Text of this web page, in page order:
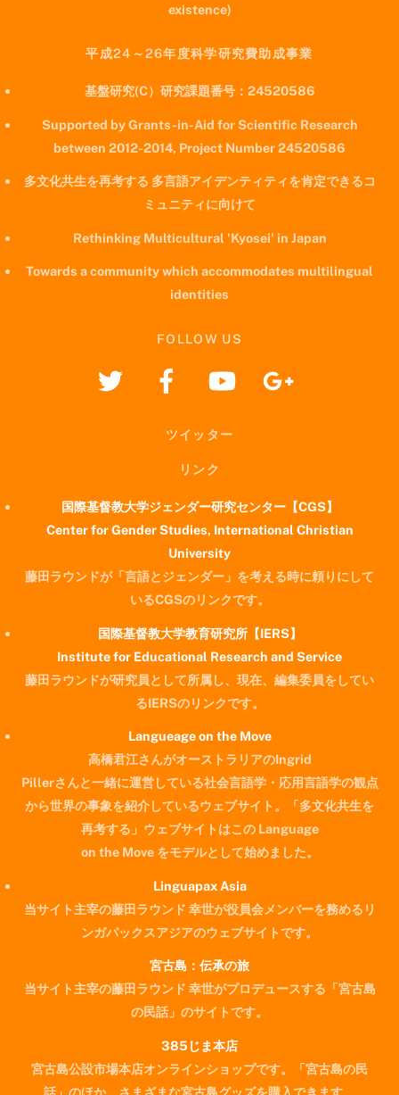
Back
existence)
平成24～26年度科学研究費助成事業
基盤研究(C）研究課題番号：24520586
Supported by Grants-in-Aid for Scientific Research
between 2012-2014, Project Number 24520586
多文化共生を再考する 多言語アイデンティティを肯定できるコ
ミュニティに向けて
Rethinking Multicultural 'Kyosei' in Japan
Towards a community which accommodates multilingual
identities
FOLLOW US
ツイッター
リンク
国際基督教大学ジェンダー研究センター【CGS】
Center for Gender Studies, International Christian
University
藤田ラウンドが「言語とジェンダー」を考える時に頼りにして
いるCGSのリンクです。
国際基督教大学教育研究所【IERS】
Institute for Educational Research and Service
藤田ラウンドが研究員として所属し、現在、編集委員をしてい
るIERSのリンクです。
Langueage on the Move
高橋君江さんがオーストラリアのIngrid
Pillerさんと一緒に運営している社会言語学・応用言語学の観点
から世界の事象を紹介しているウェブサイト。「多文化共生を
再考する」ウェブサイトはこの Language
on the Move をモデルとして始めました。
Linguapax Asia
当サイト主宰の藤田ラウンド 幸世が役員会メンバーを務めるリ
ンガパックスアジアのウェブサイトです。
宮古島：伝承の旅
当サイト主宰の藤田ラウンド 幸世がプロデュースする「宮古島
の民話」のサイトです。
385じま本店
宮古島公設市場本店オンラインショップです。「宮古島の民
話」のほか、さまざまな宮古島グッズを購入できます。